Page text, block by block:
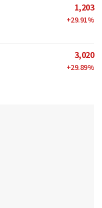
1,203
+29.91%
3,020
+29.89%